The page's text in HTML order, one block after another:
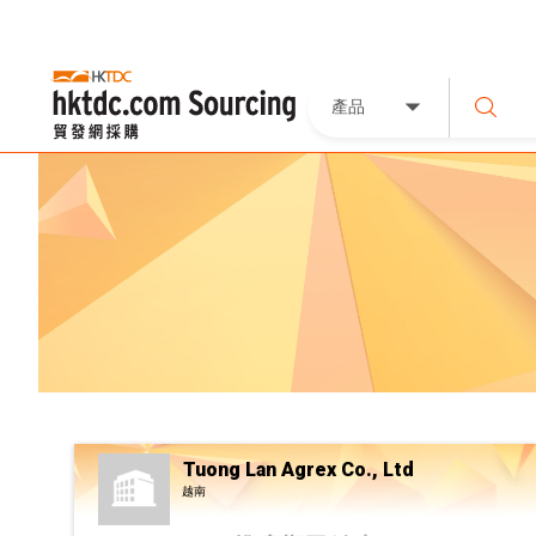
產品
Tuong Lan Agrex Co., Ltd
越南